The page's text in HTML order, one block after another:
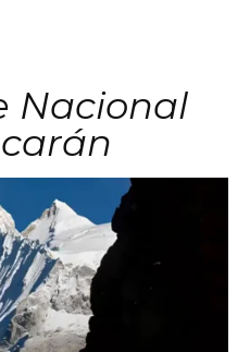
Nacional